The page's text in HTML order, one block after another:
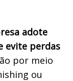
adote
evite perdas
por meio
ou